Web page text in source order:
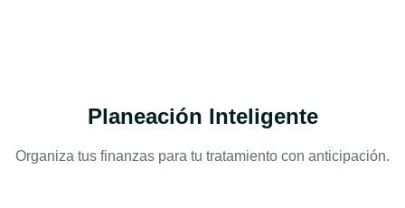
Planeación Inteligente
Organiza tus finanzas para tu tratamiento con anticipación.